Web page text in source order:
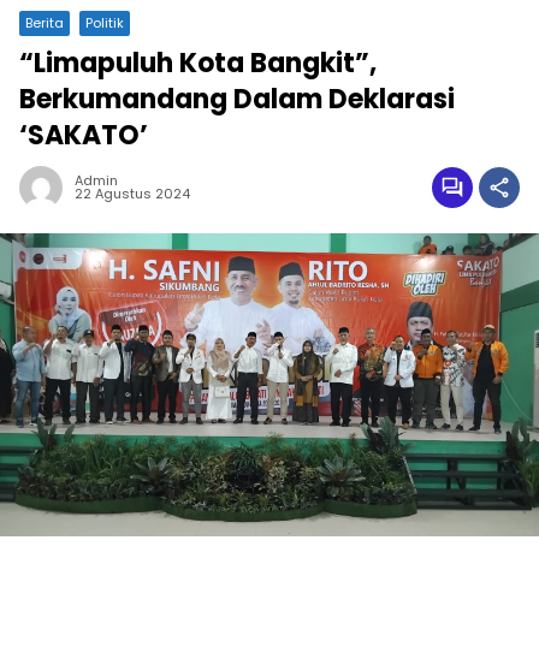
Berita Politik
“Limapuluh Kota Bangkit”,
Berkumandang Dalam Deklarasi
‘SAKATO’
Admin
22 Agustus 2024